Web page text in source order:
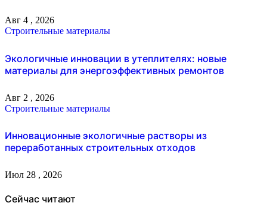
Авг 4 , 2026
Строительные материалы
Экологичные инновации в утеплителях: новые
материалы для энергоэффективных ремонтов
Авг 2 , 2026
Строительные материалы
Инновационные экологичные растворы из
переработанных строительных отходов
Июл 28 , 2026
Сейчас читают